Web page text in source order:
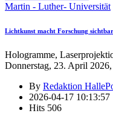
Martin - Luther- Universität
Lichtkunst macht Forschung
Hologramme,
Donnerstag, 23. April
By Redaktion
2026-04-17 10:13:57
Hits 506